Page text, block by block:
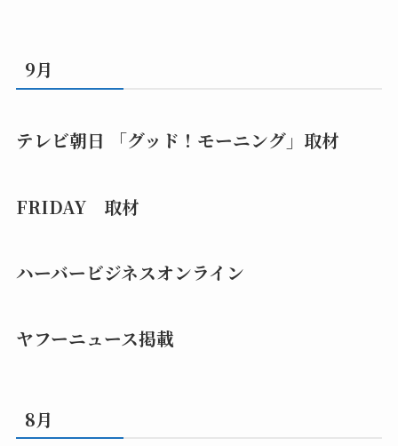
9月
テレビ朝日 「グッド！モーニング」取材
FRIDAY 取材
ハーバービジネスオンライン
ヤフーニュース掲載
8月